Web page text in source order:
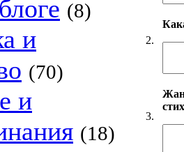
(8)
и
(70)
и
(18)
2.
3.